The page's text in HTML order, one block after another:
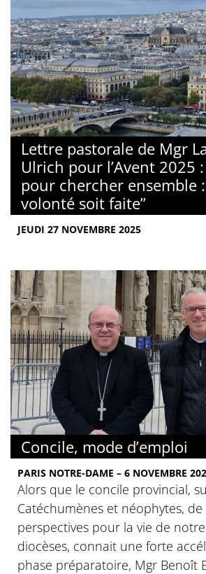
Lettre pastorale de Mgr
Ulrich pour l’Avent 2025
pour chercher ensemble
volonté soit faite”
JEUDI 27 NOVEMBRE 2025
Concile, mode d’emploi
PARIS NOTRE-DAME – 6 NOVEMBRE
Alors que le concile provincial,
Catéchumènes et néophytes,
perspectives pour la vie de
diocèses, connait une forte
phase préparatoire, Mgr Benoît